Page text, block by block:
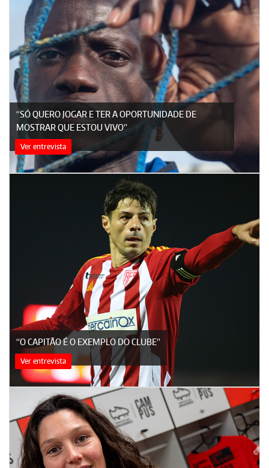
“SÓ QUERO JOGAR E TER A OPORTUNIDADE DE
MOSTRAR QUE ESTOU VIVO”
Ver entrevista
“O CAPITÃO É O EXEMPLO DO CLUBE”
Ver entrevista